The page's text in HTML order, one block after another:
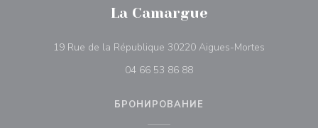
La Camargue
19 Rue de la République 30220 Aigues-Mortes
04 66 53 86 88
БРОНИРОВАНИЕ